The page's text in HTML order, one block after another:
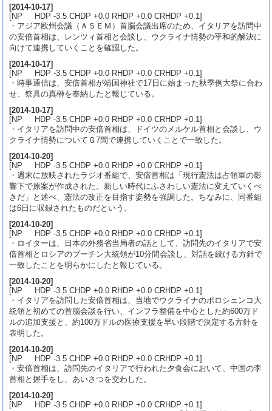
[2014-10-17]
[NP HDP -3.5 CHDP +0.0 RHDP +0.0 CRHDP +0.1]
・アジア欧州会議（ＡＳＥＭ）首脳会議出席のため、イタリアを訪問中
の安倍首相は、レンツィ首相と会談し、ウクライナ情勢の平和的解決に
向けて連携していくことを確認した。
[2014-10-17]
[NP HDP -3.5 CHDP +0.0 RHDP +0.0 CRHDP +0.1]
・時事通信は、安倍首相が靖国神社で17日に始まった秋季例大祭に合わ
せ、祭具の真榊を奉納したと報じている。
[2014-10-17]
[NP HDP -3.5 CHDP +0.0 RHDP +0.0 CRHDP +0.1]
・イタリアを訪問中の安倍首相は、ドイツのメルケル首相と会談し、ウ
クライナ情勢についてＧ7間で連携していくことで一致した。
[2014-10-20]
[NP HDP -3.5 CHDP +0.0 RHDP +0.0 CRHDP +0.1]
・週末に放映されたラジオ番組で、安倍首相は「現行憲法は占領軍の影
響下で原案が作成された。新しい時代にふさわしい憲法に変えていくべ
きだ」と述べ、憲法の改正を目指す姿勢を強調した。ちなみに、同番組
は6日に収録されたものだという。
[2014-10-20]
[NP HDP -3.5 CHDP +0.0 RHDP +0.0 CRHDP +0.1]
・ロイターは、日本の外務省当局者の話として、訪問先のイタリアで安
倍首相とロシアのプーチン大統領が10分間会談し、対話を続ける方針で
一致したことを明らかにしたと報じている。
[2014-10-20]
[NP HDP -3.5 CHDP +0.0 RHDP +0.0 CRHDP +0.1]
・イタリアを訪問した安倍首相は、当地でウクライナのポロシェンコ大
統領と初めての首脳会談を行い、インフラ整備を中心とした約600万ド
ルの追加支援と、約100万ドルの医療支援を早い段階で決定する方針を
表明した。
[2014-10-20]
[NP HDP -3.5 CHDP +0.0 RHDP +0.0 CRHDP +0.1]
・安倍首相は、訪問先のイタリアで行われた夕食会において、中国の李
首相と握手をし、あいさつを交わした。
[2014-10-20]
[NP HDP -3.5 CHDP +0.0 RHDP +0.0 CRHDP +0.1]